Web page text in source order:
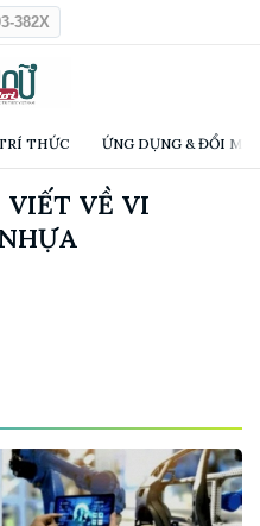
382X
THỨC ỨNG DỤNG & ĐỔI
VỀ VI